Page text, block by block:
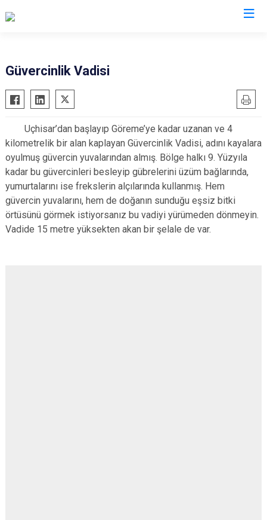
Güvercinlik Vadisi
Uçhisar’dan başlayıp Göreme’ye kadar uzanan ve 4
kilometrelik bir alan kaplayan Güvercinlik Vadisi, adını kayalara
oyulmuş güvercin yuvalarından almış. Bölge halkı 9. Yüzyıla
kadar bu güvercinleri besleyip gübrelerini üzüm bağlarında,
yumurtalarını ise frekslerin alçılarında kullanmış. Hem
güvercin yuvalarını, hem de doğanın sunduğu eşsiz bitki
örtüsünü görmek istiyorsanız bu vadiyi yürümeden dönmeyin.
Vadide 15 metre yüksekten akan bir şelale de var.